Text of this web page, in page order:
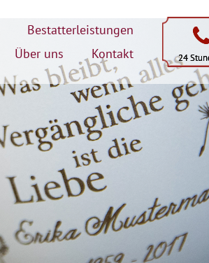
Bestatterleistungen
Über uns Kontakt 24
24